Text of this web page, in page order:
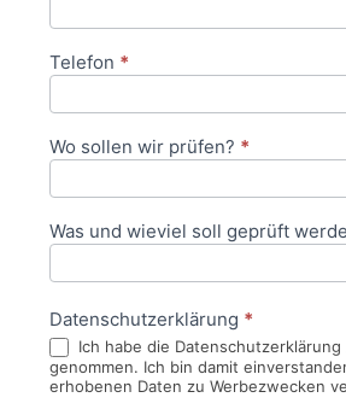
Telefon *
Wo sollen wir prüfen? *
Was und wieviel soll geprüft
Datenschutzerklärung *
Ich habe die Datenschutzerklärung
genommen. Ich bin damit
erhobenen Daten zu Werbezwecken